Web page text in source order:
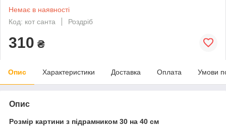
Немає в наявності
Код: кот санта
Роздріб
310 ₴
Опис Характеристики Доставка Оплата Умови
Опис
Розмір картини з підрамником 30 на 40 см